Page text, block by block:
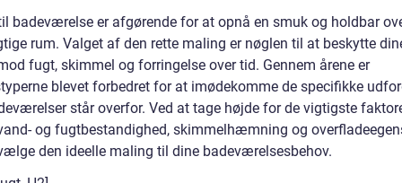
badeværelse er afgørende for at opnå en smuk og holdbar
rum. Valget af den rette maling er nøglen til at beskytte
fugt, skimmel og forringelse over tid. Gennem årene er
blevet forbedret for at imødekomme de specifikke
står overfor. Ved at tage højde for de vigtigste
og fugtbestandighed, skimmelhæmning og
den ideelle maling til dine badeværelsesbehov.